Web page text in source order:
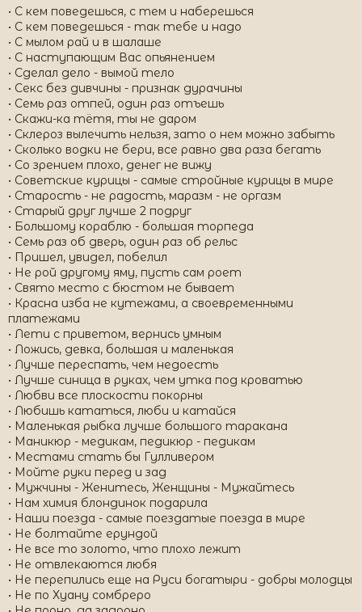
• С кем поведешься, с тем и наберешься
• С кем поведешься - так тебе и надо
• С мылом рай и в шалаше
• С наступающим Вас опьянением
• Сделал дело - вымой тело
• Секс без дивчины - признак дурачины
• Семь раз отпей, один раз отъешь
• Скажи-ка тётя, ты не даром
• Склероз вылечить нельзя, зато о нем можно забыть
• Сколько водки не бери, все равно два раза бегать
• Со зрением плохо, денег не вижу
• Советские курицы - самые стройные курицы в мире
• Старость - не радость, маразм - не оргазм
• Старый друг лучше 2 подруг
• Большому кораблю - большая торпеда
• Семь раз об дверь, один раз об рельс
• Пришел, увидел, побелил
• Не рой другому яму, пусть сам роет
• Свято место с бюстом не бывает
• Красна изба не кутежами, а своевременными
платежами
• Лети с приветом, вернись умным
• Ложись, девка, большая и маленькая
• Лучше переспать, чем недоесть
• Лучше синица в руках, чем утка под кроватью
• Любви все плоскости покорны
• Любишь кататься, люби и катайся
• Маленькая рыбка лучше большого таракана
• Маникюр - медикам, педикюр - педикам
• Местами стать бы Гулливером
• Мойте руки перед и зад
• Мужчины - Женитесь, Женщины - Мужайтесь
• Нам химия блондинок подарила
• Наши поезда - самые поездатые поезда в мире
• Не болтайте ерундой
• Не все то золото, что плохо лежит
• Не отвлекаются любя
• Не перепились еще на Руси богатыри - добры молодцы
• Не по Хуану сомбреро